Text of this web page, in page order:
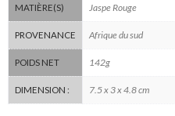
MATIÈRE(S) Jaspe Rouge
PROVENANCE Afrique du sud
POIDS NET 142g
DIMENSION : 7.5 x 3 x 4.8 cm